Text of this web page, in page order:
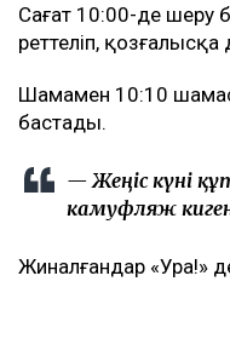
Сағат 10:00-де шеру
реттеліп,
Шамамен 10:10
бастады.
— Жеңіс күні
камуфляж
Жиналғандар «Ура!»